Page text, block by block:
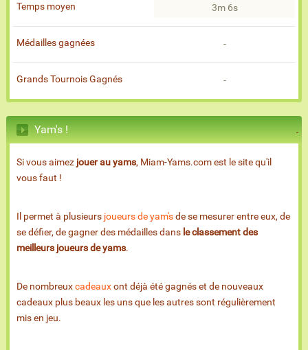
Temps moyen
3m 6s
Médailles gagnées -
Grands Tournois Gagnés -
Yam's !
Si vous aimez jouer au yams, Miam-Yams.com est le site qu'il
vous faut !
Il permet à plusieurs joueurs de yam'sde se mesurer entre eux, de
se défier, de gagner des médailles dans le classement des
meilleurs joueurs de yams.
De nombreuxcadeauxont déjà été gagnés et de nouveaux
cadeaux plus beaux les uns que les autres sont régulièrement
mis en jeu.